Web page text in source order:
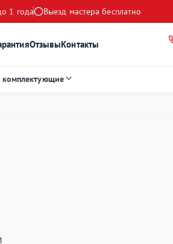
1 года Выезд мастера бесплатно
ОтзывыКонтакты